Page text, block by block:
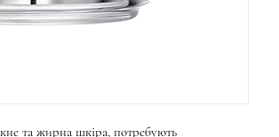
та жирна шкіра, потребують